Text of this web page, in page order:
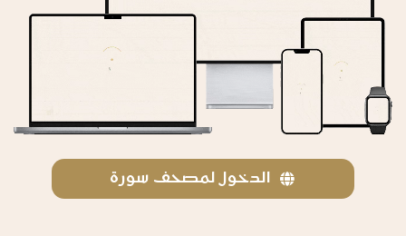
الدخول لمصحف سورة